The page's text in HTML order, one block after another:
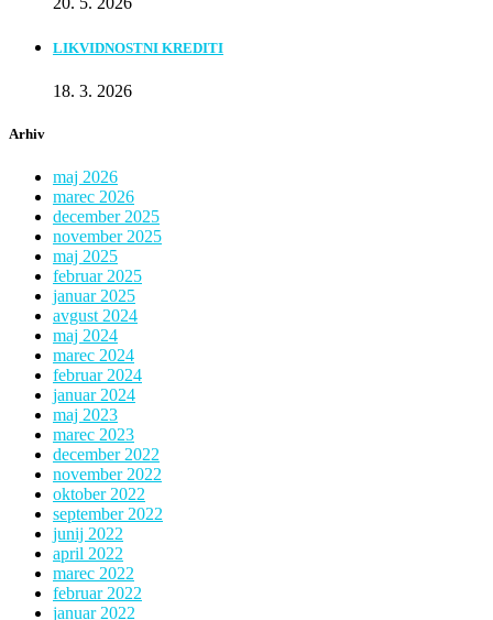
LIKVIDNOSTNI KREDITI
18. 3. 2026
Arhiv
maj 2026
marec 2026
december 2025
november 2025
maj 2025
februar 2025
januar 2025
avgust 2024
maj 2024
marec 2024
februar 2024
januar 2024
maj 2023
marec 2023
december 2022
november 2022
oktober 2022
september 2022
junij 2022
april 2022
marec 2022
februar 2022
januar 2022